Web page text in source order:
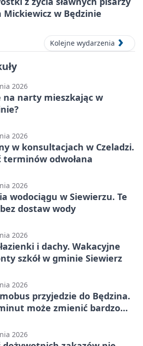
Mickiewicz w Będzinie
Kolejne wydarzenia
2026
na narty mieszkając w
2026
w konsultacjach w Czeladzi.
terminów odwołana
2026
wodociągu w Siewierzu. Te
dostaw wody
2026
i dachy. Wakacyjne
szkół w gminie Siewierz
2026
przyjedzie do Będzina.
może zmienić bardzo
2026